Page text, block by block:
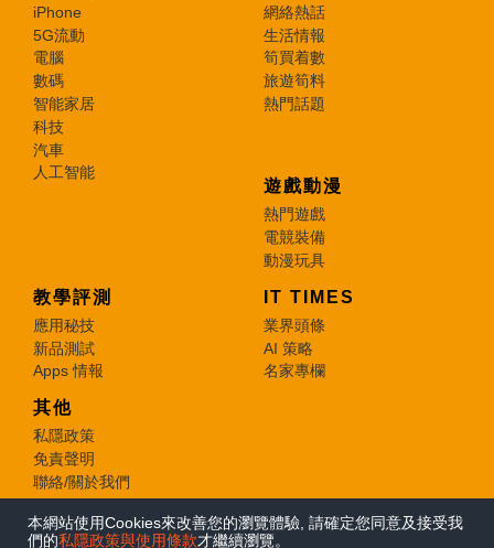
本網站使用Cookies來改善您的瀏覽體驗, 請確定您同意及接受我
們的私隱政策與使用條款才繼續瀏覽。
iPhone
5G流動
電腦
數碼
智能家居
科技
汽車
人工智能
網絡熱話
生活情報
筍買着數
旅遊筍料
熱門話題
遊戲動漫
熱門遊戲
電競裝備
動漫玩具
教學評測
應用秘技
新品測試
Apps 情報
IT TIMES
業界頭條
AI 策略
名家專欄
其他
私隱政策
免責聲明
聯絡/關於我們
© 2026 e-zone. All Rights Reserved.